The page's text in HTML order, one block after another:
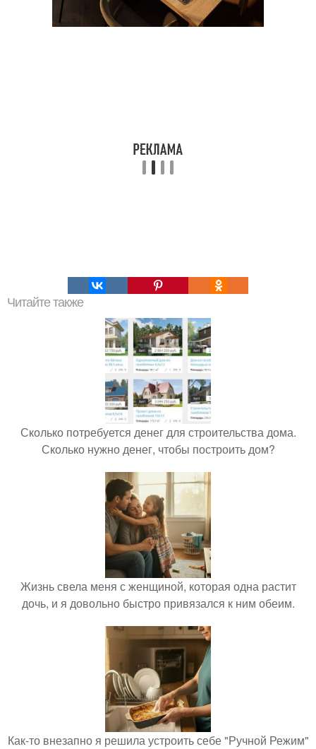
Читайте также
Сколько потребуется денег для строительства дома.
Сколько нужно денег, чтобы построить дом?
Жизнь свела меня с женщиной, которая одна растит
дочь, и я довольно быстро привязался к ним обеим.
Как-то внезапно я решила устроить себе "Ручной Режим"